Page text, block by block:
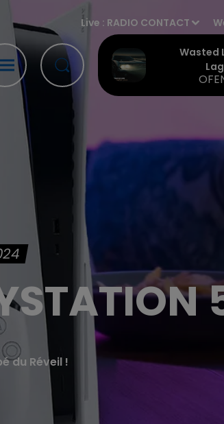
Live : RADIO CONTACT
Wasted
du Réveil !